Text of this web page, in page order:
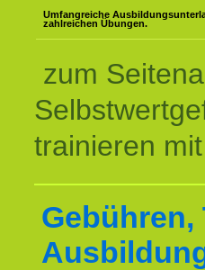
Umfangreiche
zahlreichen Übungen.
zum
trainieren
Gebühren,